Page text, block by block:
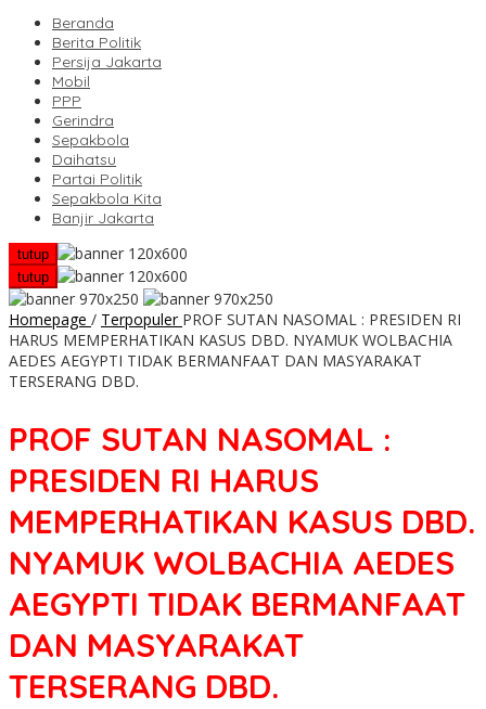
Beranda
Berita Politik
Persija Jakarta
Mobil
PPP
Gerindra
Sepakbola
Daihatsu
Partai Politik
Sepakbola Kita
Banjir Jakarta
tutup
tutup
Homepage / Terpopuler PROF SUTAN NASOMAL : PRESIDEN RI
HARUS MEMPERHATIKAN KASUS DBD. NYAMUK WOLBACHIA
AEDES AEGYPTI TIDAK BERMANFAAT DAN MASYARAKAT
TERSERANG DBD.
PROF SUTAN NASOMAL :
PRESIDEN RI HARUS
MEMPERHATIKAN KASUS DBD.
NYAMUK WOLBACHIA AEDES
AEGYPTI TIDAK BERMANFAAT
DAN MASYARAKAT
TERSERANG DBD.